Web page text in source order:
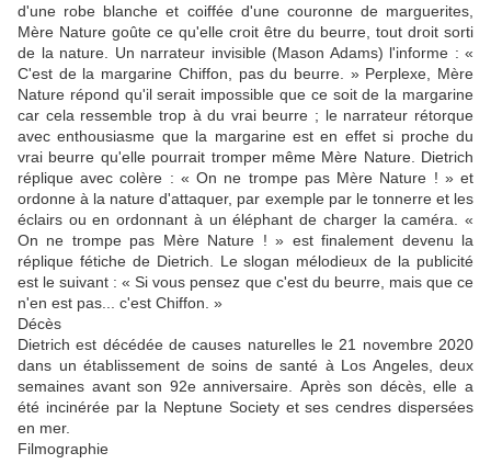
d'une robe blanche et coiffée d'une couronne de marguerites,
Mère Nature goûte ce qu'elle croit être du beurre, tout droit sorti
de la nature. Un narrateur invisible (Mason Adams) l'informe : «
C'est de la margarine Chiffon, pas du beurre. » Perplexe, Mère
Nature répond qu'il serait impossible que ce soit de la margarine
car cela ressemble trop à du vrai beurre ; le narrateur rétorque
avec enthousiasme que la margarine est en effet si proche du
vrai beurre qu'elle pourrait tromper même Mère Nature. Dietrich
réplique avec colère : « On ne trompe pas Mère Nature ! » et
ordonne à la nature d'attaquer, par exemple par le tonnerre et les
éclairs ou en ordonnant à un éléphant de charger la caméra. «
On ne trompe pas Mère Nature ! » est finalement devenu la
réplique fétiche de Dietrich. Le slogan mélodieux de la publicité
est le suivant : « Si vous pensez que c'est du beurre, mais que ce
n'en est pas... c'est Chiffon. »
Décès
Dietrich est décédée de causes naturelles le 21 novembre 2020
dans un établissement de soins de santé à Los Angeles, deux
semaines avant son 92e anniversaire. Après son décès, elle a
été incinérée par la Neptune Society et ses cendres dispersées
en mer.
Filmographie